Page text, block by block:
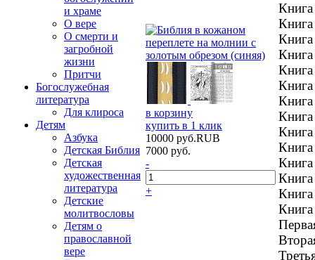
и храме
О вере
О смерти и
загробной
жизни
Притчи
Богослужебная
литература
Для клироса
Детям
Азбука
Детская Библия
Детская
художественная
литература
Детские
молитвословы
Детям о
православной
вере
в корзину
купить в 1 клик
10000 руб.RUB
7000 руб.
-
+